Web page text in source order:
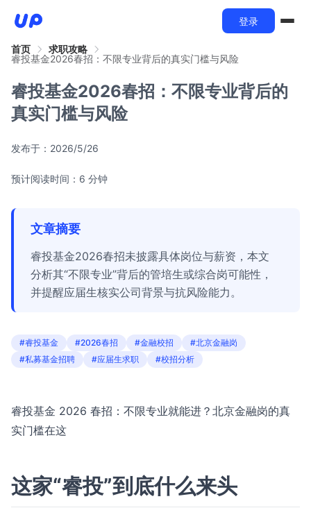
登录
首页
求职攻略
睿投基金2026春招：不限专业背后的真实门槛与风险
睿投基金2026春招：不限专业背后的
真实门槛与风险
发布于： 2026/5/26
预计阅读时间：6 分钟
文章摘要
睿投基金2026春招未披露具体岗位与薪资，本文
分析其“不限专业”背后的管培生或综合岗可能性，
并提醒应届生核实公司背景与抗风险能力。
#睿投基金 #2026春招 #金融校招
#北京金融岗
#私募基金招聘
#应届生求职 #校招分析
睿投基金 2026 春招：不限专业就能进？北京金融岗的真
实门槛在这
这家“睿投”到底什么来头